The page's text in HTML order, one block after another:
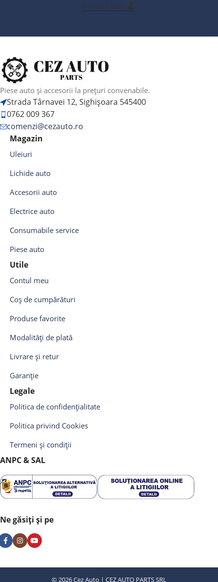
Creează cont
Piese auto și accesorii la prețuri convenabile.
Strada Târnavei 12, Sighișoara 545400
0762 009 367
comenzi@cezauto.ro
Magazin
Uleiuri
Lichide auto
Accesorii auto
Electrice auto
Consumabile service
Piese auto
Utile
Contul meu
Coș de cumpărături
Produse favorite
Modalități de plată
Livrare și retur
Garanție
Legale
Politica de confidențialitate
Politica privind Cookies
Termeni și condiții
ANPC & SAL
Ne găsiți și pe
© 2026 Cez Auto | CEZ AUTO PARTS SRL